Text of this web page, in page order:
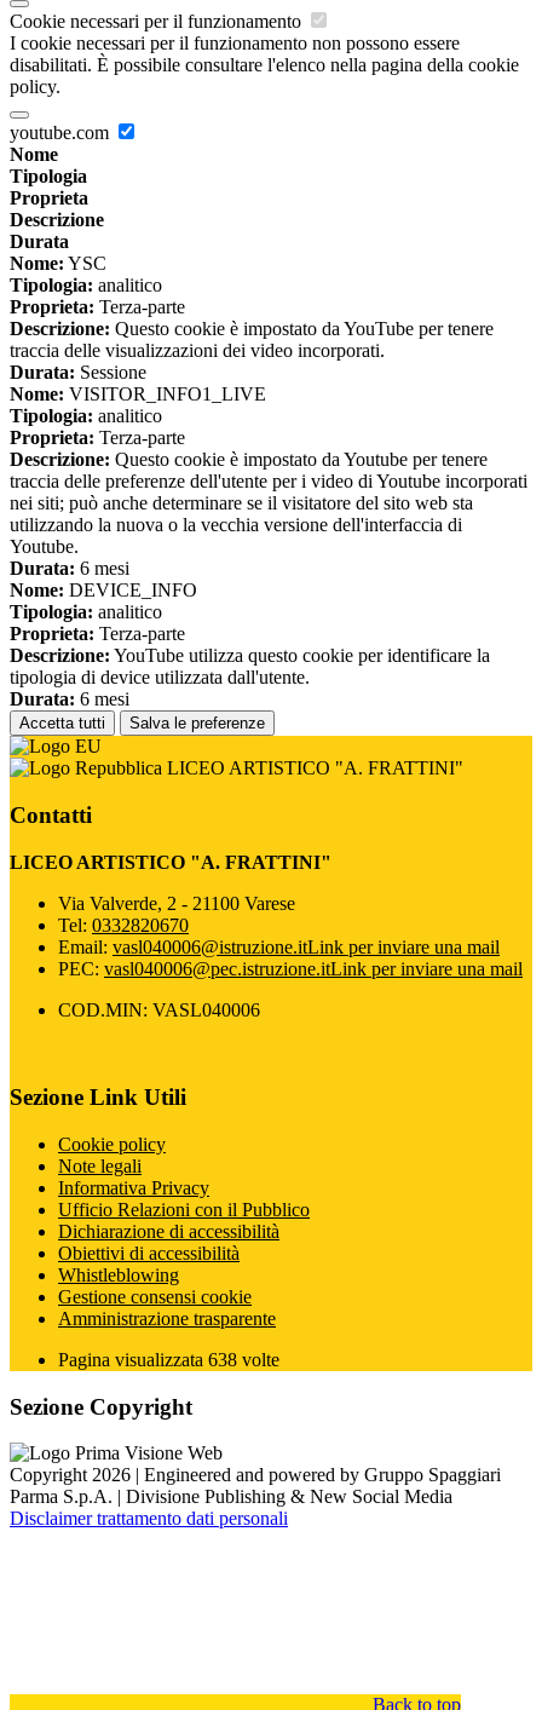
Cookie necessari per il funzionamento
I cookie necessari per il funzionamento non possono essere
disabilitati. È possibile consultare l'elenco nella pagina della cookie
policy.
youtube.com
Nome
Tipologia
Proprieta
Descrizione
Durata
Nome: YSC
Tipologia: analitico
Proprieta: Terza-parte
Descrizione: Questo cookie è impostato da YouTube per tenere
traccia delle visualizzazioni dei video incorporati.
Durata: Sessione
Nome: VISITOR_INFO1_LIVE
Tipologia: analitico
Proprieta: Terza-parte
Descrizione: Questo cookie è impostato da Youtube per tenere
traccia delle preferenze dell'utente per i video di Youtube incorporati
nei siti; può anche determinare se il visitatore del sito web sta
utilizzando la nuova o la vecchia versione dell'interfaccia di
Youtube.
Durata: 6 mesi
Nome: DEVICE_INFO
Tipologia: analitico
Proprieta: Terza-parte
Descrizione: YouTube utilizza questo cookie per identificare la
tipologia di device utilizzata dall'utente.
Durata: 6 mesi
Accetta tutti Salva le preferenze
LICEO ARTISTICO "A. FRATTINI"
Contatti
LICEO ARTISTICO "A. FRATTINI"
Via Valverde, 2 - 21100 Varese
Tel: 0332820670
Email: vasl040006@istruzione.itLink per inviare una mail
PEC: vasl040006@pec.istruzione.itLink per inviare una mail
COD.MIN: VASL040006
Sezione Link Utili
Cookie policy
Note legali
Informativa Privacy
Ufficio Relazioni con il Pubblico
Dichiarazione di accessibilità
Obiettivi di accessibilità
Whistleblowing
Gestione consensi cookie
Amministrazione trasparente
Pagina visualizzata 638 volte
Sezione Copyright
Copyright 2026 | Engineered and powered by Gruppo Spaggiari
Parma S.p.A. | Divisione Publishing & New Social Media
Disclaimer trattamento dati personali
Back to top